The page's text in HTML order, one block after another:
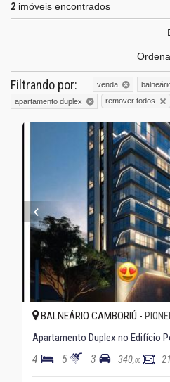
2 imóveis encontrados
Filtrando por: venda
apartamento duplex
remover todos
BALNEÁRIO CAMBORIÚ -
Apartamento Duplex no Edifício
4 5 3 340,00